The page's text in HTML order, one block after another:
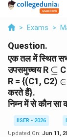
> Exams >
Question.
एक तल में स्थित
उपसमुच्चय R ⊆ C
R = {(C1, C2) ∈
करते हैं}.
निम्न में से कौन
IISER - 2026
Updated On: Jun 11,